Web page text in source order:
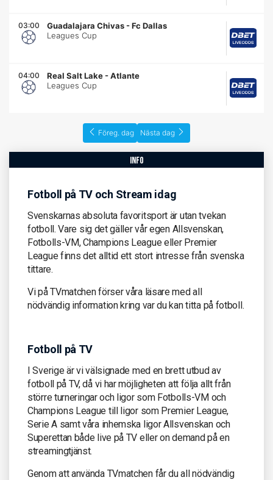
03:00 Guadalajara Chivas -Fc Dallas
Leagues Cup
04:00 Real Salt Lake -Atlante
Leagues Cup
Föreg. dag Nästa dag
info
Fotboll på TV och Stream idag
Svenskarnas absoluta favoritsport är utan tvekan
fotboll. Vare sig det gäller vår egen Allsvenskan,
Fotbolls-VM, Champions League eller Premier
League finns det alltid ett stort intresse från svenska
tittare.
Vi på TVmatchen förser våra läsare med all
nödvändig information kring var du kan titta på fotboll.
Fotboll på TV
I Sverige är vi välsignade med en brett utbud av
fotboll på TV, då vi har möjligheten att följa allt från
större turneringar och ligor som Fotbolls-VM och
Champions League till ligor som Premier League,
Serie A samt våra inhemska ligor Allsvenskan och
Superettan både live på TV eller on demand på en
streamingtjänst.
Genom att använda TVmatchen får du all nödvändig